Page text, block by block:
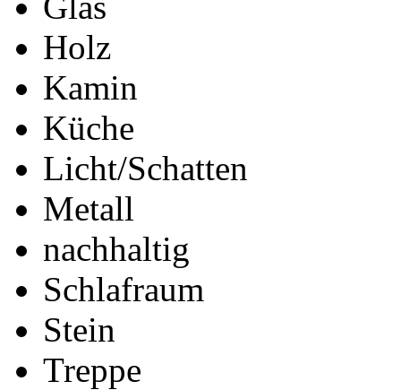
Holz
Kamin
Küche
Licht/Schatten
Metall
nachhaltig
Schlafraum
Stein
Treppe